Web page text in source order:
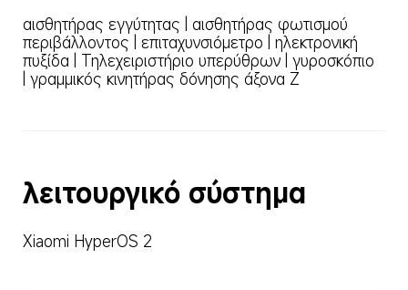
αισθητήρας εγγύτητας | αισθητήρας φωτισμού
περιβάλλοντος | επιταχυνσιόμετρο | ηλεκτρονική
πυξίδα | Τηλεχειριστήριο υπερύθρων | γυροσκόπιο
| γραμμικός κινητήρας δόνησης άξονα Ζ
λειτουργικό σύστημα
Xiaomi HyperOS 2